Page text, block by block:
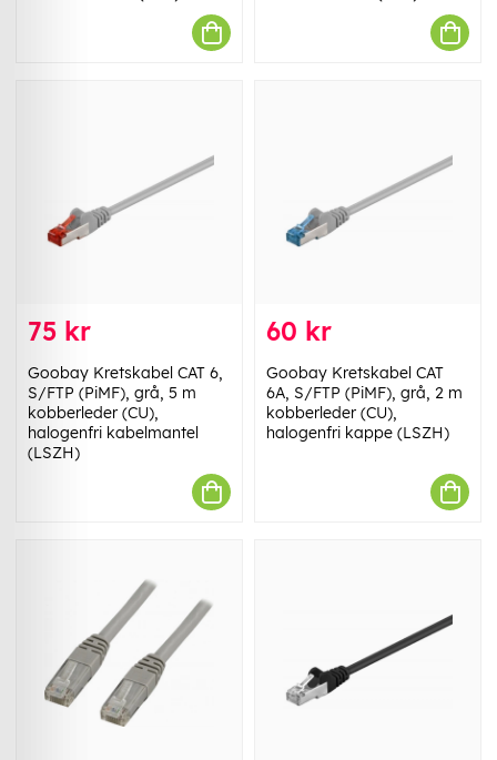
75 kr
Goobay Kretskabel CAT 6,
S/FTP (PiMF), grå, 5 m
kobberleder (CU),
halogenfri kabelmantel
(LSZH)
60 kr
Goobay Kretskabel CAT
6A, S/FTP (PiMF), grå, 2 m
kobberleder (CU),
halogenfri kappe (LSZH)